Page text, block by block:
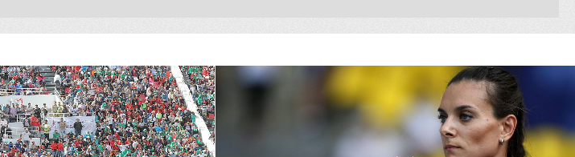
ЧИТАТЬ ЧИТАТЬ